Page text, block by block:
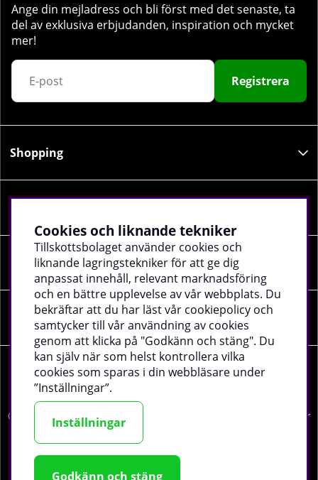
Ange din mejladress och bli först med det senaste, ta
del av exklusiva erbjudanden, inspiration och mycket
mer!
Registrera
Shopping
Sociala medier
Företagsuppgifter
© 2026 tillskottsbolaget.se. Vi använder cookies -
läs mer
Cookies och liknande tekniker
Tillskottsbolaget använder cookies och
liknande lagringstekniker för att ge dig
anpassat innehåll, relevant marknadsföring
och en bättre upplevelse av vår webbplats. Du
bekräftar att du har läst vår cookiepolicy och
samtycker till vår användning av cookies
genom att klicka på "Godkänn och stäng". Du
kan själv när som helst kontrollera vilka
cookies som sparas i din webbläsare under
”Inställningar”.
Inställningar
Godkänn och stäng